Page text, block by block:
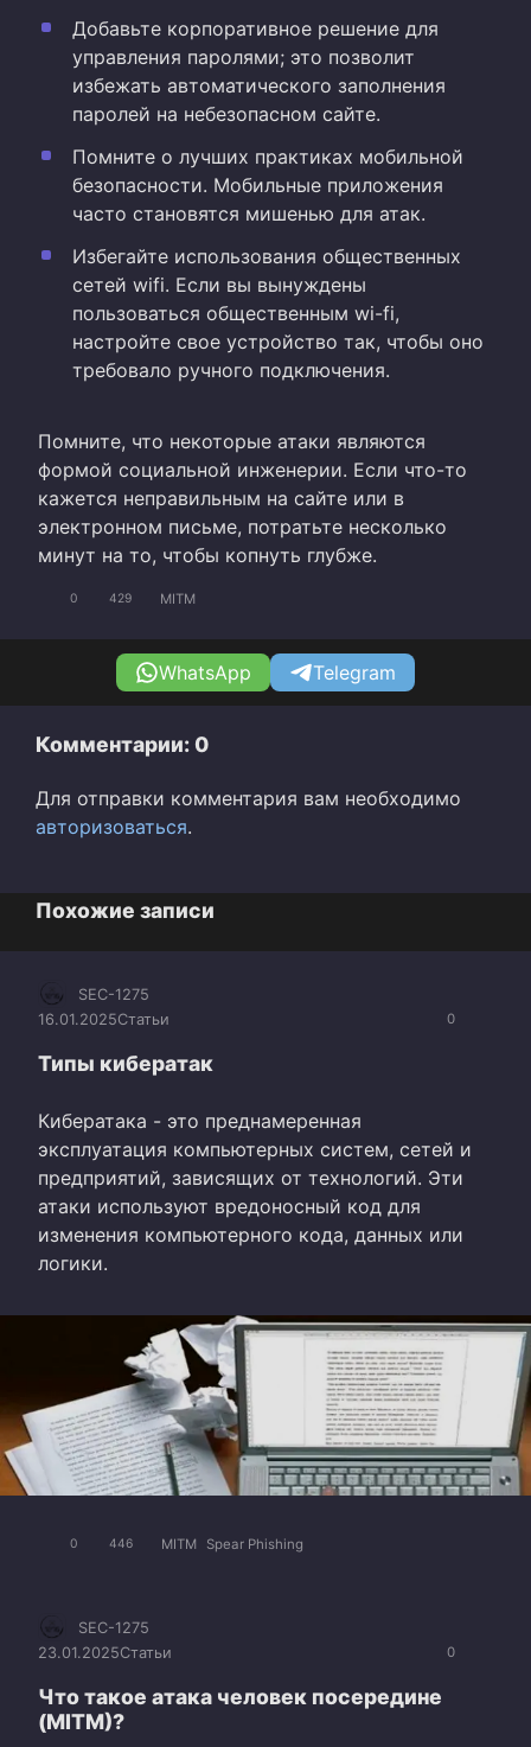
Добавьте корпоративное решение для
управления паролями; это позволит
избежать автоматического заполнения
паролей на небезопасном сайте.
Помните о лучших практиках мобильной
безопасности. Мобильные приложения
часто становятся мишенью для атак.
Избегайте использования общественных
сетей wifi. Если вы вынуждены
пользоваться общественным wi-fi,
настройте свое устройство так, чтобы оно
требовало ручного подключения.
Помните, что некоторые атаки являются
формой социальной инженерии. Если что-то
кажется неправильным на сайте или в
электронном письме, потратьте несколько
минут на то, чтобы копнуть глубже.
0 429 MITM
WhatsApp Telegram
Комментарии: 0
Для отправки комментария вам необходимо
авторизоваться.
Похожие записи
0
SEC-1275
16.01.2025Статьи
Типы кибератак
Кибератака - это преднамеренная
эксплуатация компьютерных систем, сетей и
предприятий, зависящих от технологий. Эти
атаки используют вредоносный код для
изменения компьютерного кода, данных или
логики.
0 446 MITM Spear Phishing
0
SEC-1275
23.01.2025Статьи
Что такое атака человек посередине
(MITM)?